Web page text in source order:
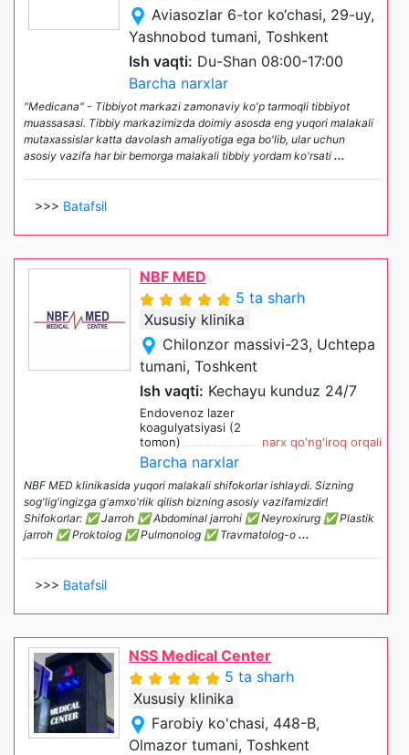
Aviasozlar 6-tor ko‘chasi, 29-uy,
Yashnobod tumani, Toshkent
Ish vaqti: Du-Shan 08:00-17:00
Barcha narxlar
"Medicana" - Tibbiyot markazi zamonaviy ko'p tarmoqli tibbiyot
muassasasi. Tibbiy markazimizda doimiy asosda eng yuqori malakali
mutaxassislar katta davolash amaliyotiga ega bo'lib, ular uchun
asosiy vazifa har bir bemorga malakali tibbiy yordam ko'rsati ...
>>> Batafsil
NBF MED
5 ta sharh
Xususiy klinika
Chilonzor massivi-23, Uchtepa
tumani, Toshkent
Ish vaqti: Kechayu kunduz 24/7
Endovenoz lazer
koagulyatsiyasi (2
tomon)
narx qo'ng'iroq orqali
Barcha narxlar
NBF MED klinikasida yuqori malakali shifokorlar ishlaydi. Sizning
sog'lig'ingizga g'amxo'rlik qilish bizning asosiy vazifamizdir!
Shifokorlar: ✅ Jarroh ✅ Abdominal jarrohi ✅ Neyroxirurg ✅ Plastik
jarroh ✅ Proktolog ✅ Pulmonolog ✅ Travmatolog-o ...
>>> Batafsil
NSS Medical Center
5 ta sharh
Xususiy klinika
Farobiy ko'chasi, 448-B,
Olmazor tumani, Toshkent